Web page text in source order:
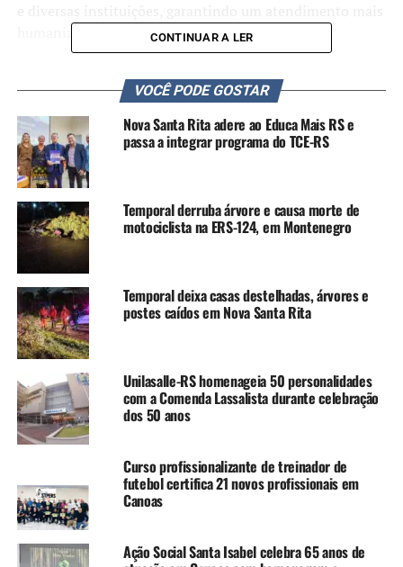
humanizado e eficiente à população.
trajetória de dedicação do curso e o impacto positivo
gerado ao longo das quatro décadas.
“A homenagem é para
todos que trabalham com
enfermagem na ULBRA,
pelo compromisso com a
formação de profissionais
que fazem a diferença na
saúde da nossa cidade e do
país”, afirmou.
A coordenadora do curso de Enfermagem, Priscila Fogaça,
enfatizou a relevância da data e o compromisso da
universidade com a qualidade do ensino.
“A enfermagem é uma arte
que exige dedicação,
CONTINUAR A LER
VOCÊ PODE GOSTAR
Nova Santa Rita adere ao Educa Mais RS e
passa a integrar programa do TCE-RS
Temporal derruba árvore e causa morte de
motociclista na ERS-124, em Montenegro
Temporal deixa casas destelhadas, árvores e
postes caídos em Nova Santa Rita
Unilasalle-RS homenageia 50 personalidades
com a Comenda Lassalista durante celebração
dos 50 anos
Curso profissionalizante de treinador de
futebol certifica 21 novos profissionais em
Canoas
Ação Social Santa Isabel celebra 65 anos de